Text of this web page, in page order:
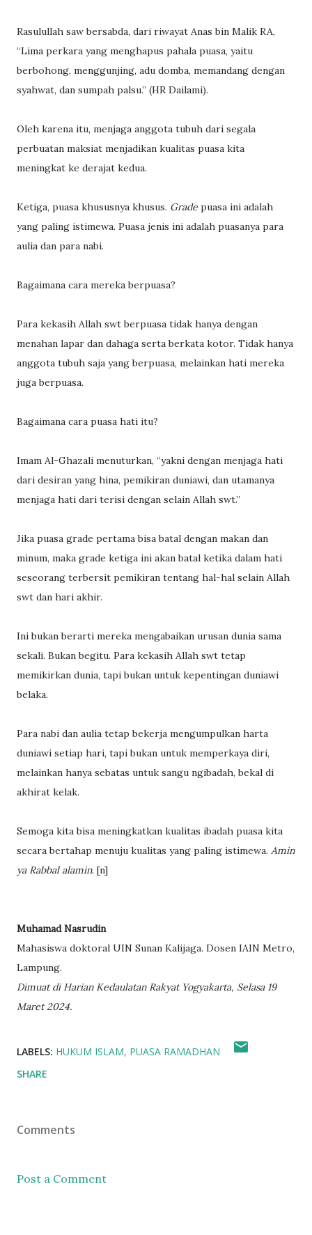
Rasulullah saw bersabda, dari riwayat Anas bin Malik RA,
“Lima perkara yang menghapus pahala puasa, yaitu
berbohong, menggunjing, adu domba, memandang dengan
syahwat, dan sumpah palsu.” (HR Dailami).
Oleh karena itu, menjaga anggota tubuh dari segala
perbuatan maksiat menjadikan kualitas puasa kita
meningkat ke derajat kedua.
Ketiga, puasa khususnya khusus. Grade puasa ini adalah
yang paling istimewa. Puasa jenis ini adalah puasanya para
aulia dan para nabi.
Bagaimana cara mereka berpuasa?
Para kekasih Allah swt berpuasa tidak hanya dengan
menahan lapar dan dahaga serta berkata kotor. Tidak hanya
anggota tubuh saja yang berpuasa, melainkan hati mereka
juga berpuasa.
Bagaimana cara puasa hati itu?
Imam Al-Ghazali menuturkan, “yakni dengan menjaga hati
dari desiran yang hina, pemikiran duniawi, dan utamanya
menjaga hati dari terisi dengan selain Allah swt.”
Jika puasa grade pertama bisa batal dengan makan dan
minum, maka grade ketiga ini akan batal ketika dalam hati
seseorang terbersit pemikiran tentang hal-hal selain Allah
swt dan hari akhir.
Ini bukan berarti mereka mengabaikan urusan dunia sama
sekali. Bukan begitu. Para kekasih Allah swt tetap
memikirkan dunia, tapi bukan untuk kepentingan duniawi
belaka.
Para nabi dan aulia tetap bekerja mengumpulkan harta
duniawi setiap hari, tapi bukan untuk memperkaya diri,
melainkan hanya sebatas untuk sangu ngibadah, bekal di
akhirat kelak.
Semoga kita bisa meningkatkan kualitas ibadah puasa kita
secara bertahap menuju kualitas yang paling istimewa. Amin
ya Rabbal alamin. [n]
Muhamad Nasrudin
Mahasiswa doktoral UIN Sunan Kalijaga. Dosen IAIN Metro,
Lampung.
Dimuat di Harian Kedaulatan Rakyat Yogyakarta, Selasa 19
Maret 2024.
LABELS: HUKUM ISLAM PUASA RAMADHAN
SHARE
Comments
Post a Comment